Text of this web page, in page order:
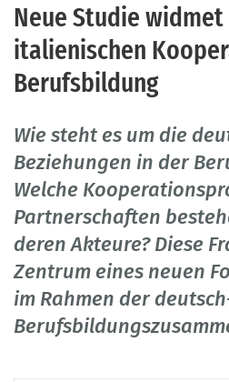
Neue Studie
italienischen
Berufsbildung
Wie steht es um die
Beziehungen in der
Welche
Partnerschaften
deren Akteure? Diese
Zentrum eines neuen
im Rahmen der